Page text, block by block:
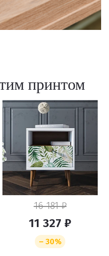
принтом
16 181 ₽
11 327 ₽
– 30%